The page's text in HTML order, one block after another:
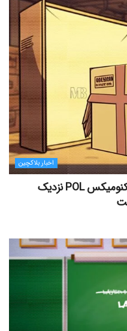
اخبار بلاکچین
جامعه پالیگان به بازنگری کامل توکنومیکس POL نزدیک